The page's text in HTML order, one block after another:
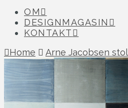
OM
DESIGNMAGASIN
KONTAKT
Home
Arne Jacobsen